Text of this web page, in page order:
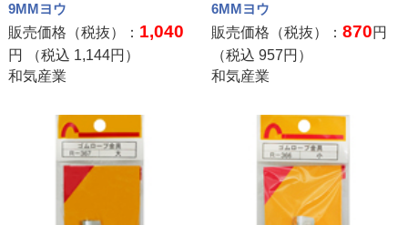
9MMヨウ
販売価格（税抜）： 1,040
円 （税込 1,144円）
和気産業
6MMヨウ
販売価格（税抜）：870円
（税込957円）
和気産業